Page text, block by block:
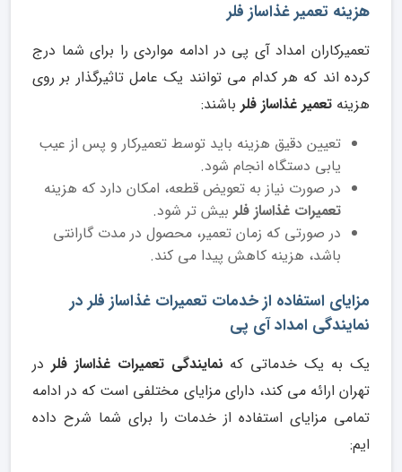
هزینه تعمیر غذاساز فلر
تعمیرکاران امداد آی پی در ادامه مواردی را برای شما درج
کرده اند که هر کدام می توانند یک عامل تاثیرگذار بر روی
هزینه تعمیر غذاساز فلر باشند:
تعیین دقیق هزینه باید توسط تعمیرکار و پس از عیب
یابی دستگاه انجام شود.
در صورت نیاز به تعویض قطعه، امکان دارد که هزینه
تعمیرات غذاساز فلر بیش تر شود.
در صورتی که زمان تعمیر، محصول در مدت گارانتی
باشد، هزینه کاهش پیدا می کند.
مزایای استفاده از خدمات تعمیرات غذاساز فلر در
نمایندگی امداد آی پی
یک به یک خدماتی که نمایندگی تعمیرات غذاساز فلر در
تهران ارائه می کند، دارای مزایای مختلفی است که در ادامه
تمامی مزایای استفاده از خدمات را برای شما شرح داده
ایم: